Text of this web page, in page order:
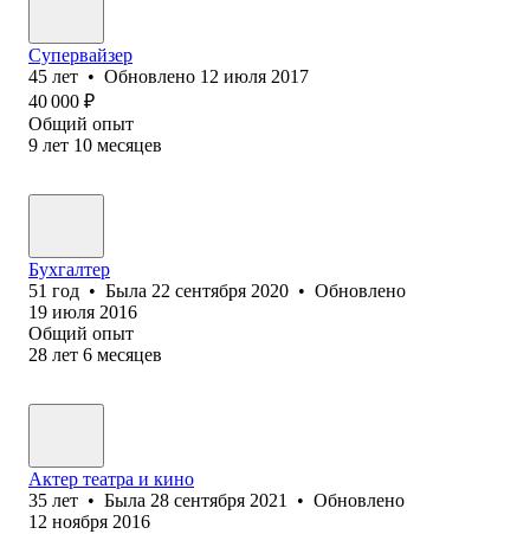
Супервайзер
45 лет • Обновлено 12 июля 2017
40 000 ₽
Общий опыт
9 лет 10 месяцев
Бухгалтер
51 год • Была 22 сентября 2020 • Обновлено
19 июля 2016
Общий опыт
28 лет 6 месяцев
Актер театра и кино
35 лет • Была 28 сентября 2021 • Обновлено
12 ноября 2016